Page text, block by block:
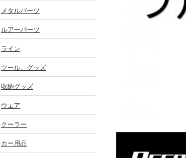
メタルパーツ
ルアーパーツ
ライン
ツール、グッズ
収納グッズ
ウェア
クーラー
カー用品